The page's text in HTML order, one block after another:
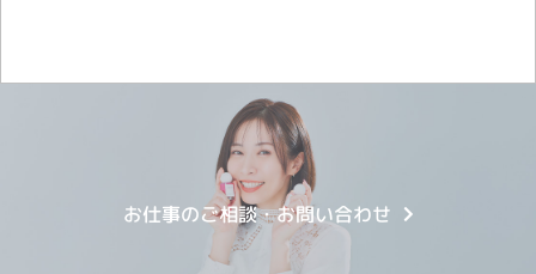
お仕事のご相談・お問い合わせ